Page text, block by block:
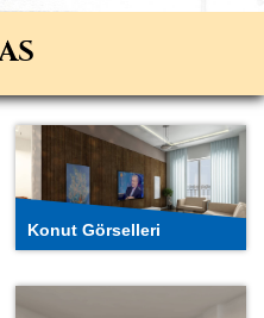
Konut Görselleri
Konut
İşyeri
Görselleri